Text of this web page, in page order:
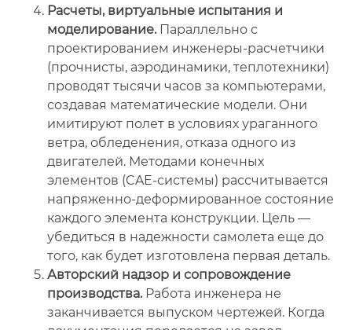
Расчеты, виртуальные испытания и
моделирование.Параллельно с
проектированием инженеры-расчетчики
(прочнисты, аэродинамики, теплотехники)
проводят тысячи часов за компьютерами,
создавая математические модели. Они
имитируют полет в условиях ураганного
ветра, обледенения, отказа одного из
двигателей. Методами конечных
элементов (CAE-системы) рассчитывается
напряженно-деформированное состояние
каждого элемента конструкции. Цель —
убедиться в надежности самолета еще до
того, как будет изготовлена первая деталь.
Авторский надзор и сопровождение
производства.Работа инженера не
заканчивается выпуском чертежей. Когда